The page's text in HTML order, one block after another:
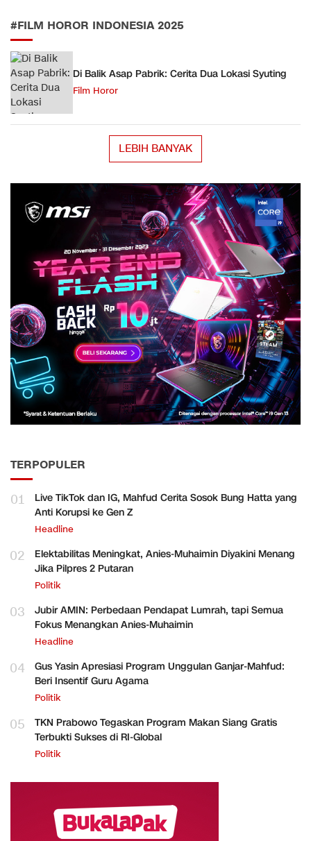
#FILM HOROR INDONESIA 2025
Di Balik Asap Pabrik: Cerita Dua Lokasi Syuting
Film Horor
LEBIH BANYAK
TERPOPULER
01
Live TikTok dan IG, Mahfud Cerita Sosok Bung Hatta yang
Anti Korupsi ke Gen Z
Headline
02
Elektabilitas Meningkat, Anies-Muhaimin Diyakini Menang
Jika Pilpres 2 Putaran
Politik
03
Jubir AMIN: Perbedaan Pendapat Lumrah, tapi Semua
Fokus Menangkan Anies-Muhaimin
Headline
04
Gus Yasin Apresiasi Program Unggulan Ganjar-Mahfud:
Beri Insentif Guru Agama
Politik
05
TKN Prabowo Tegaskan Program Makan Siang Gratis
Terbukti Sukses di RI-Global
Politik